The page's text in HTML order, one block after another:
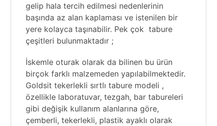
gelip hala tercih edilmesi nedenlerinin
başında az alan kaplaması ve istenilen bir
yere kolayca taşınabilir. Pek çok tabure
çeşitleri bulunmaktadır ;
İskemle oturak olarak da bilinen bu ürün
birçok farklı malzemeden yapılabilmektedir.
Goldsit tekerlekli sırtlı tabure modeli ,
özellikle laboratuvar, tezgah, bar tabureleri
gibi değişik kullanım alanlarına göre,
çemberli, tekerlekli, plastik ayaklı olarak